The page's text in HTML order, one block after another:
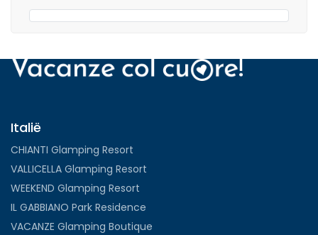
Italië
CHIANTI Glamping Resort
VALLICELLA Glamping Resort
WEEKEND Glamping Resort
IL GABBIANO Park Residence
VACANZE Glamping Boutique